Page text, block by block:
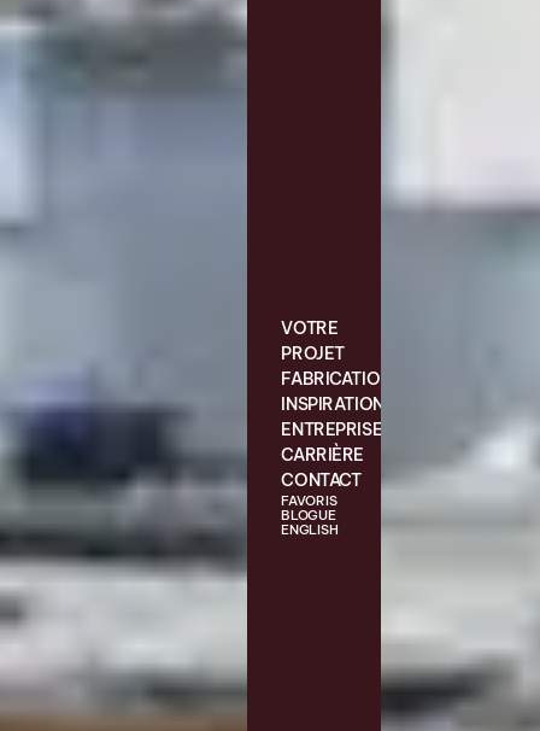
VOTRE
PROJET
FABRICATION
INSPIRATIONS
ENTREPRISE
CARRIÈRE
CONTACT
FAVORIS
BLOGUE
ENGLISH